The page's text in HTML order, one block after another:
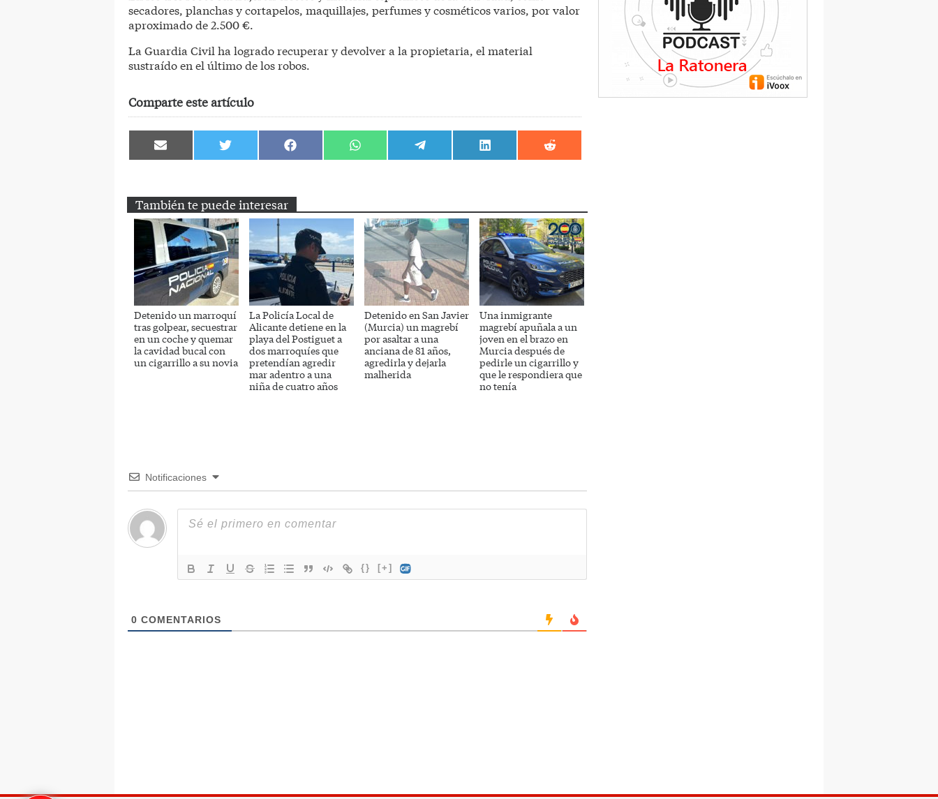
secadores, planchas y cortapelos, maquillajes, perfumes y cosméticos varios, por valor
aproximado de 2.500 €.
La Guardia Civil ha logrado recuperar y devolver a la propietaria, el material
sustraído en el último de los robos.
Comparte este artículo
Compartir
en
Compartir
en
Compartir
en
Compartir
en
Compartir
en
Compartir
en
Compartir
en
También te puede interesar
Detenido un marroquí
tras golpear, secuestrar
en un coche y quemar
la cavidad bucal con
un cigarrillo a su novia
La Policía Local de
Alicante detiene en la
playa del Postiguet a
dos marroquíes que
pretendían agredir
mar adentro a una
niña de cuatro años
Detenido en San Javier
(Murcia) un magrebí
por asaltar a una
anciana de 81 años,
agredirla y dejarla
malherida
Una inmigrante
magrebí apuñala a un
joven en el brazo en
Murcia después de
pedirle un cigarrillo y
que le respondiera que
no tenía
Notificaciones
{} [+]
0 COMENTARIOS